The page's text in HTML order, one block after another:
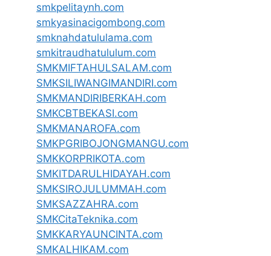
smkpelitaynh.com
smkyasinacigombong.com
smknahdatululama.com
smkitraudhatululum.com
SMKMIFTAHULSALAM.com
SMKSILIWANGIMANDIRI.com
SMKMANDIRIBERKAH.com
SMKCBTBEKASI.com
SMKMANAROFA.com
SMKPGRIBOJONGMANGU.com
SMKKORPRIKOTA.com
SMKITDARULHIDAYAH.com
SMKSIROJULUMMAH.com
SMKSAZZAHRA.com
SMKCitaTeknika.com
SMKKARYAUNCINTA.com
SMKALHIKAM.com